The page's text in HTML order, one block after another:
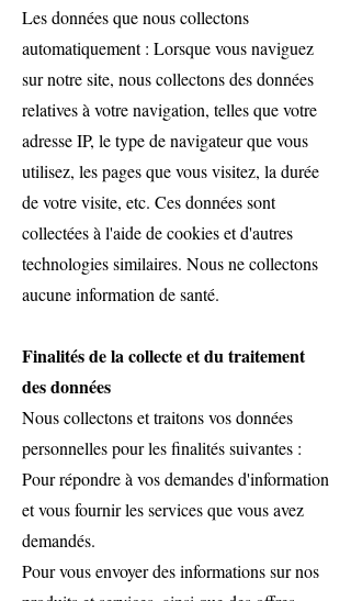
Les données que nous collectons
automatiquement : Lorsque vous naviguez
sur notre site, nous collectons des données
relatives à votre navigation, telles que votre
adresse IP, le type de navigateur que vous
utilisez, les pages que vous visitez, la durée
de votre visite, etc. Ces données sont
collectées à l'aide de cookies et d'autres
technologies similaires. Nous ne collectons
aucune information de santé.
Finalités de la collecte et du traitement
des données
Nous collectons et traitons vos données
personnelles pour les finalités suivantes :
Pour répondre à vos demandes d'information
et vous fournir les services que vous avez
demandés.
Pour vous envoyer des informations sur nos